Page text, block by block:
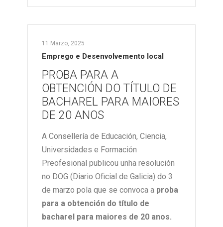
11 Marzo, 2025
Emprego e Desenvolvemento local
PROBA PARA A
OBTENCIÓN DO TÍTULO DE
BACHAREL PARA MAIORES
DE 20 ANOS
A Consellería de Educación, Ciencia,
Universidades e Formación
Preofesional publicou unha resolución
no DOG (Diario Oficial de Galicia) do 3
de marzo pola que se convoca a proba
para a obtención do título de
bacharel para maiores de 20 anos.